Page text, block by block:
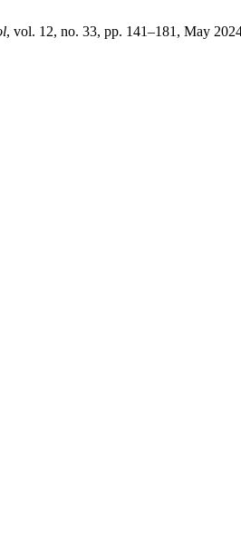
, vol. 12, no. 33, pp. 141–181, May